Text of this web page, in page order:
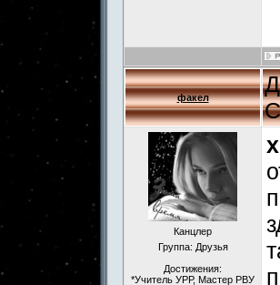
факел
Канцлер
Группа: Друзья
Достижения:
*Учитель УРР, Мастер РВУ